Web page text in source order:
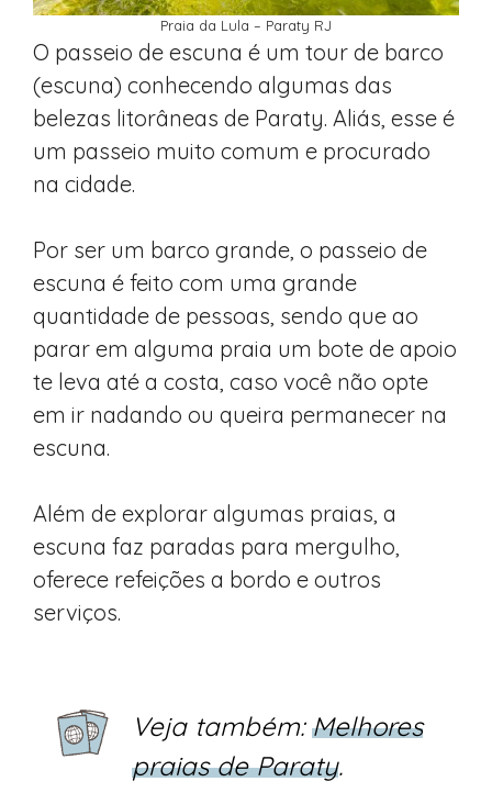
Praia da Lula – Paraty RJ
O passeio de escuna é um tour de barco
(escuna) conhecendo algumas das
belezas litorâneas de Paraty. Aliás, esse é
um passeio muito comum e procurado
na cidade.
Por ser um barco grande, o passeio de
escuna é feito com uma grande
quantidade de pessoas, sendo que ao
parar em alguma praia um bote de apoio
te leva até a costa, caso você não opte
em ir nadando ou queira permanecer na
escuna.
Além de explorar algumas praias, a
escuna faz paradas para mergulho,
oferece refeições a bordo e outros
serviços.
Veja também:Melhores
praias de Paraty.